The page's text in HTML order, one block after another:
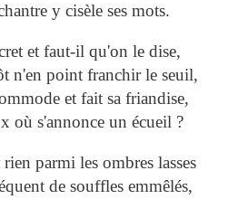
y cisèle ses mots.
et faut-il qu'on le dise,
n'en point franchir le seuil,
et fait sa friandise,
où s'annonce un écueil ?
parmi les ombres lasses
de souffles emmêlés,